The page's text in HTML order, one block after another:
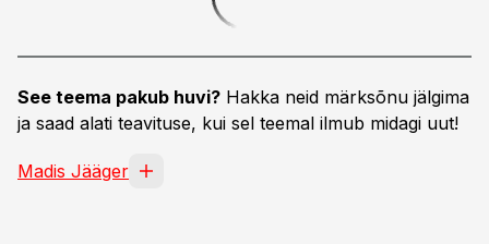
See teema pakub huvi? Hakka neid märksõnu jälgima
ja saad alati teavituse, kui sel teemal ilmub midagi uut!
Madis Jääger